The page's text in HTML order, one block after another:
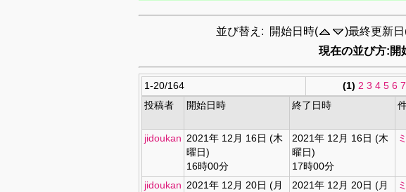
並び替え: 開始日時( )最終更新
現在の並び方:開
1-20/164 (1) 2 3 4 5 6 7
投稿者
開始日時 終了日時
jidoukan 2021年 12月 16日 (木
曜日)
16時00分
2021年 12月 16日 (木
曜日)
17時00分
jidoukan 2021年 12月 20日 (月
2021年 12月 20日 (月